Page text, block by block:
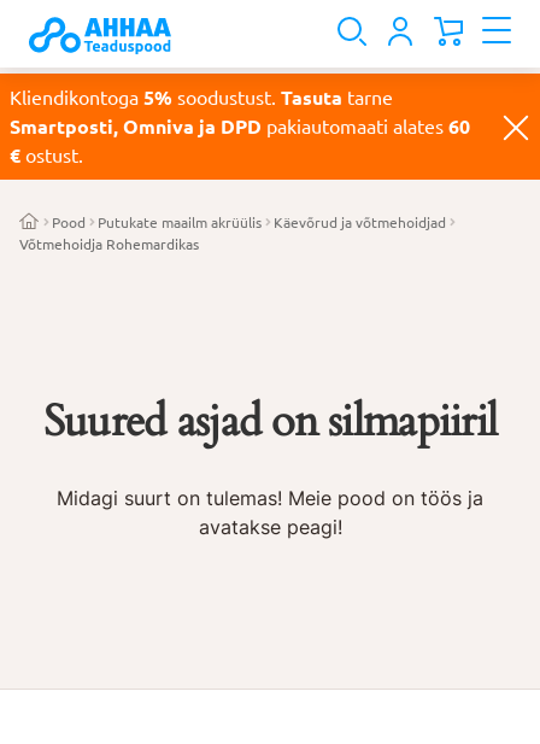
Kliendikontoga 5% soodustust. Tasuta tarne
Smartposti, Omniva ja DPD pakiautomaati alates 60
€ ostust.
Pood Putukate maailm akrüülis
Käevõrud ja võtmehoidjad
Võtmehoidja Rohemardikas
Suured asjad on silmapiiril
Midagi suurt on tulemas! Meie pood on töös ja
avatakse peagi!